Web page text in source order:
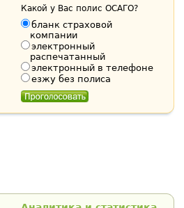
Какой у Вас полис ОСАГО?
бланк страховой
компании
электронный
распечатанный
электронный в телефоне
езжу без полиса